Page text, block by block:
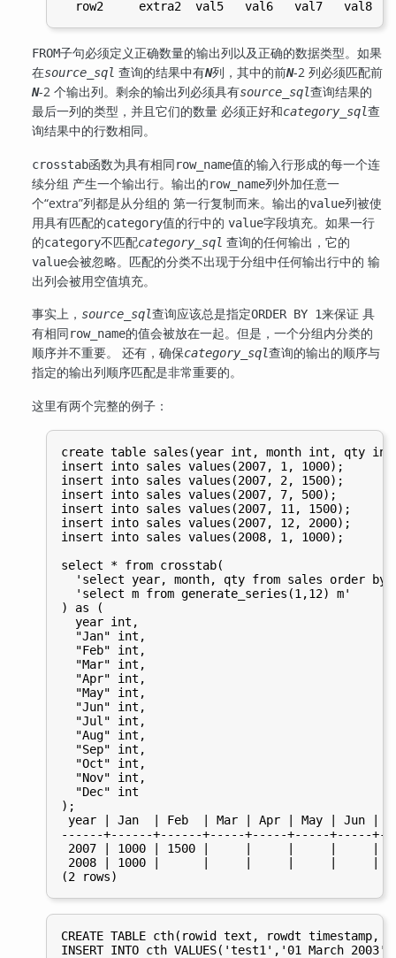
FROM子句必须定义正确数量的输出列以及正确的数据类型。如果
在source_sql 查询的结果中有N列，其中的前N-2 列必须匹配前
N-2 个输出列。剩余的输出列必须具有source_sql查询结果的
最后一列的类型，并且它们的数量 必须正好和category_sql查
询结果中的行数相同。
crosstab函数为具有相同row_name值的输入行形成的每一个连
续分组 产生一个输出行。输出的row_name列外加任意一
个“extra”列都是从分组的 第一行复制而来。输出的value列被使
用具有匹配的category值的行中的value字段填充。如果一行
的category不匹配category_sql 查询的任何输出，它的
value会被忽略。匹配的分类不出现于分组中任何输出行中的 输
出列会被用空值填充。
事实上， source_sql查询应该总是指定ORDER BY 1来保证 具
有相同row_name的值会被放在一起。但是，一个分组内分类的
顺序并不重要。 还有，确保category_sql查询的输出的顺序与
指定的输出列顺序匹配是非常重要的。
这里有两个完整的例子：
create table sales(year int, month int, qty
insert into sales values(2007, 1, 1000);
insert into sales values(2007, 2, 1500);
insert into sales values(2007, 7, 500);
insert into sales values(2007, 11, 1500);
insert into sales values(2007, 12, 2000);
insert into sales values(2008, 1, 1000);
select * from crosstab(
'select year, month, qty from sales order by
  'select m from generate_series(1,12) m'
) as (
  year int,
  "Jan" int,
  "Feb" int,
  "Mar" int,
  "Apr" int,
  "May" int,
  "Jun" int,
  "Jul" int,
  "Aug" int,
  "Sep" int,
  "Oct" int,
  "Nov" int,
  "Dec" int
);
year | Jan  | Feb  | Mar | Apr | May | Jun |
------+------+------+-----+-----+-----+-----
2007 | 1000 | 1500 |     |     |     |     |
2008 | 1000 |      |     |     |     |
CREATE TABLE cth(rowid text, rowdt
INSERT INTO cth VALUES('test1','01 March